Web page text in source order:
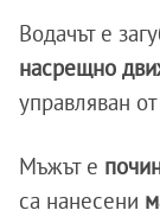
Водачът е
насрещно
управляван
Мъжът е
са нанесени